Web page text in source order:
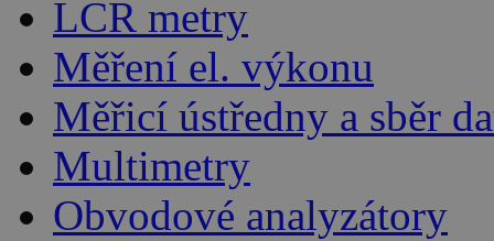
LCR metry
Měření el. výkonu
Měřicí ústředny a sběr
Multimetry
Obvodové analyzátory